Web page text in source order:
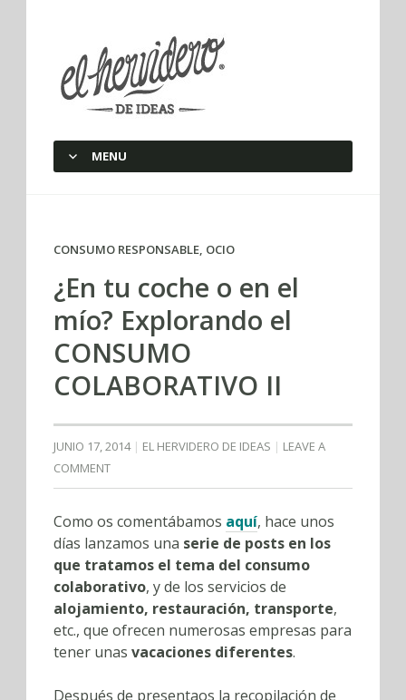
elherviderodeideas
MENU
CONSUMO RESPONSABLE, OCIO
¿En tu coche o en el
mío? Explorando el
CONSUMO
COLABORATIVO II
JUNIO 17, 2014 EL HERVIDERO DE IDEAS
LEAVE A
COMMENT
Como os comentábamos aquí, hace unos
días lanzamos una serie de posts en los
que tratamos el tema del consumo
colaborativo, y de los servicios de
alojamiento, restauración, transporte,
etc., que ofrecen numerosas empresas para
tener unas vacaciones diferentes.
Después de presentaos la recopilación de